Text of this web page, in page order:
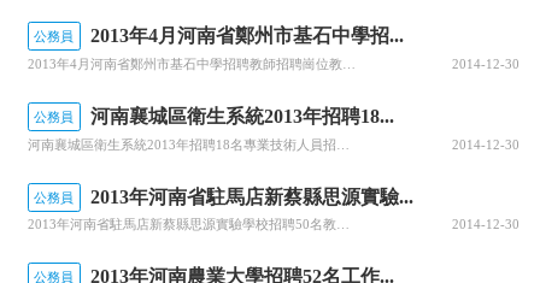
公務員 2013年4月河南省鄭州市基石中學招...
2014-12-30
公務員 河南襄城區衛生系統2013年招聘18...
2014-12-30
公務員 2013年河南省駐馬店新蔡縣思源實驗...
2014-12-30
公務員 2013年河南農業大學招聘52名工作...